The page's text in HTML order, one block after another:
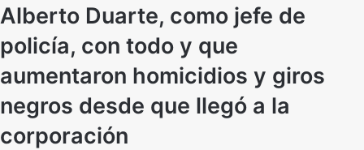
Alberto Duarte, como jefe de
policía, con todo y que
aumentaron homicidios y giros
negros desde que llegó a la
corporación